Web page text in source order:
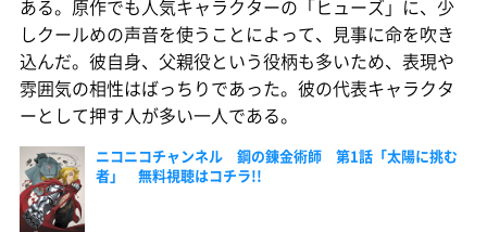
ある。原作でも人気キャラクターの「ヒューズ」に、少
しクールめの声音を使うことによって、見事に命を吹き
込んだ。彼自身、父親役という役柄も多いため、表現や
雰囲気の相性はばっちりであった。彼の代表キャラクタ
ーとして押す人が多い一人である。
ニコニコチャンネル 鋼の錬金術師 第1話「太陽に挑む
者」 無料視聴はコチラ!!